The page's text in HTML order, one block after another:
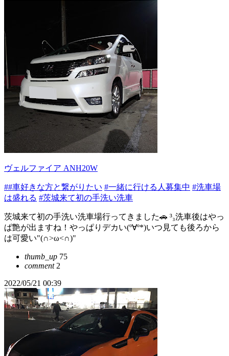
ヴェルファイア ANH20W
##車好きな方と繋がりたい #一緒に行ける人募集中 #洗車場
は盛れる #茨城来て初の手洗い洗車
茨城来て初の手洗い洗車場行ってきました🚗 ³₃洗車後はやっ
ぱ艶が出ますね！やっぱりデカい(º∀º*)いつ見ても後ろから
は可愛い"(∩>ω<∩)"
thumb_up 75
comment2
2022/05/21 00:39